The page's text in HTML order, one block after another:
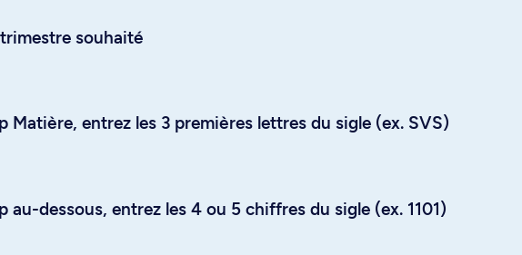
souhaité
Matière, entrez les 3 premières lettres du sigle (ex. SVS)
au-dessous, entrez les 4 ou 5 chiffres du sigle (ex. 1101)